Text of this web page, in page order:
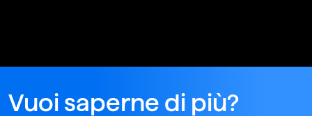
Vuoi saperne di più?